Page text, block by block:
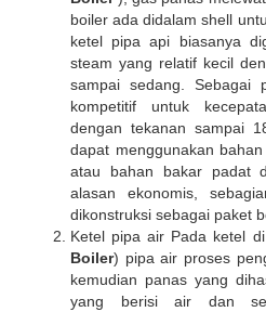
boiler ada didalam shell
ketel pipa api biasanya
steam yang relatif kecil
sampai sedang. Sebagai
kompetitif untuk
dengan tekanan sampai
dapat menggunakan
atau bahan bakar padat
alasan ekonomis,
dikonstruksi sebagai paket
Ketel pipa air Pada ketel
Boiler) pipa air proses
kemudian panas yang
yang berisi air dan